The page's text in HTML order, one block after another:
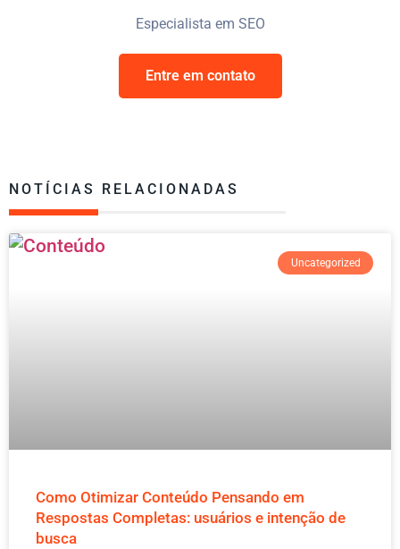
Especialista em SEO
Entre em contato
NOTÍCIAS RELACIONADAS
Uncategorized
Como Otimizar Conteúdo Pensando em
Respostas Completas: usuários e intenção de
busca